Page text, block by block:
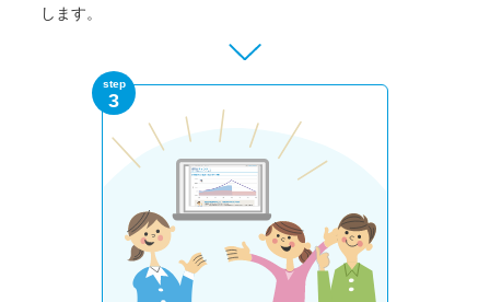
します。
step
3